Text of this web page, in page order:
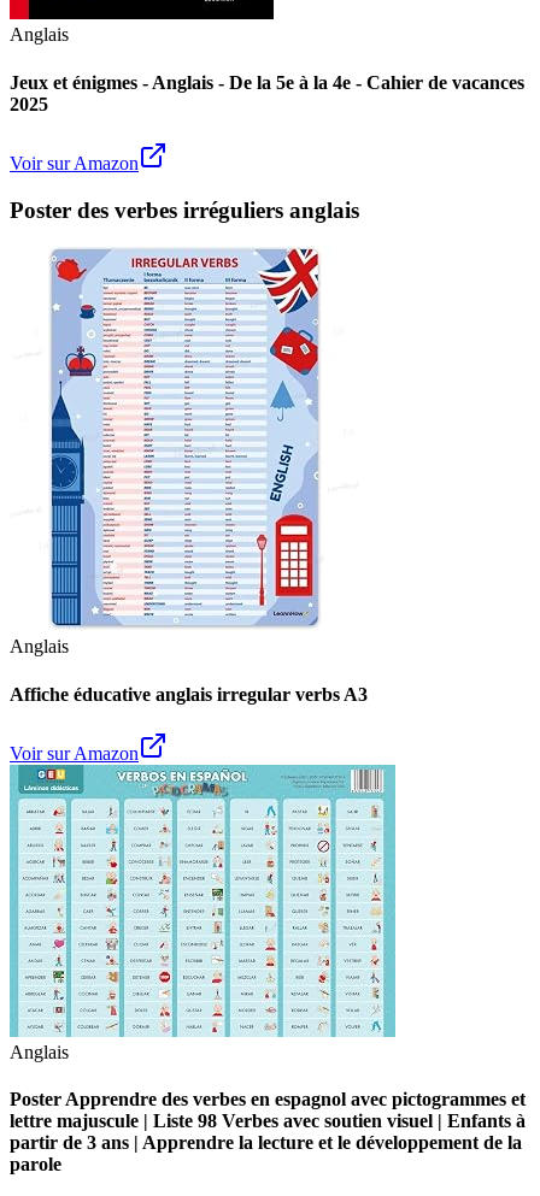
Anglais
Jeux et énigmes - Anglais - De la 5e à la 4e - Cahier de vacances
2025
Voir sur Amazon
Poster des verbes irréguliers anglais
Anglais
Affiche éducative anglais irregular verbs A3
Voir sur Amazon
Anglais
Poster Apprendre des verbes en espagnol avec pictogrammes et
lettre majuscule | Liste 98 Verbes avec soutien visuel | Enfants à
partir de 3 ans | Apprendre la lecture et le développement de la
parole